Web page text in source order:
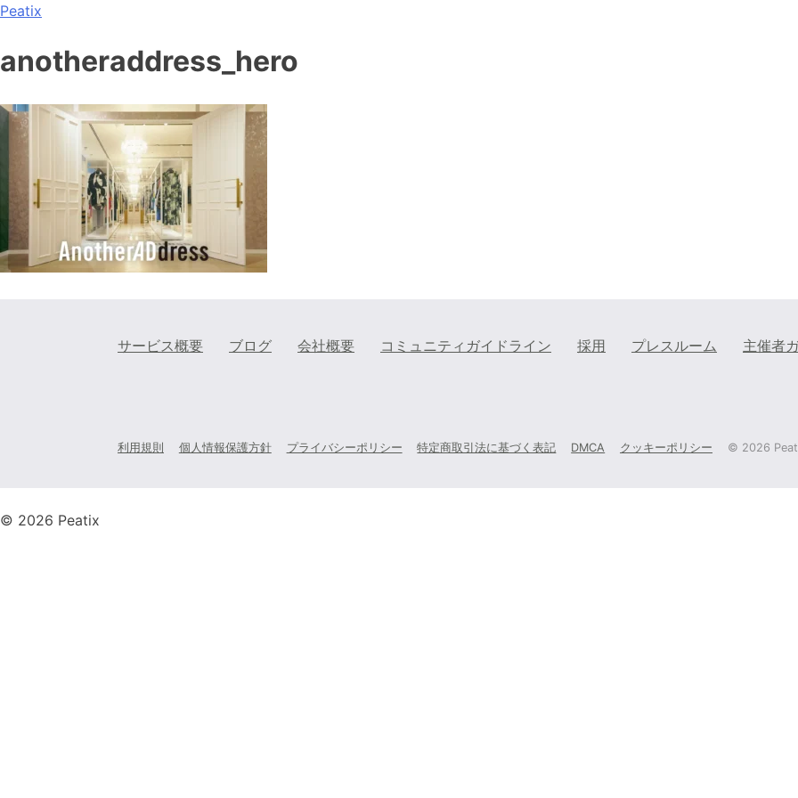
Peatix
anotheraddress_hero
サービス概要 ブログ 会社概要 コミュニティガイドライン 採用 プレスルーム 主催者
利用規則 個人情報保護方針 プライバシーポリシー 特定商取引法に基づく表記 DMCA クッキーポリシー © 2026
© 2026 Peatix